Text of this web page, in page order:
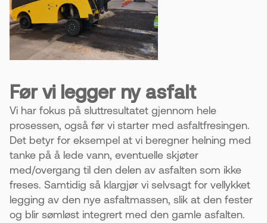
Før vi legger ny asfalt
Vi har fokus på sluttresultatet gjennom hele
prosessen, også før vi starter med asfaltfresingen.
Det betyr for eksempel at vi beregner helning med
tanke på å lede vann, eventuelle skjøter
med/overgang til den delen av asfalten som ikke
freses. Samtidig så klargjør vi selvsagt for vellykket
legging av den nye asfaltmassen, slik at den fester
og blir sømløst integrert med den gamle asfalten.